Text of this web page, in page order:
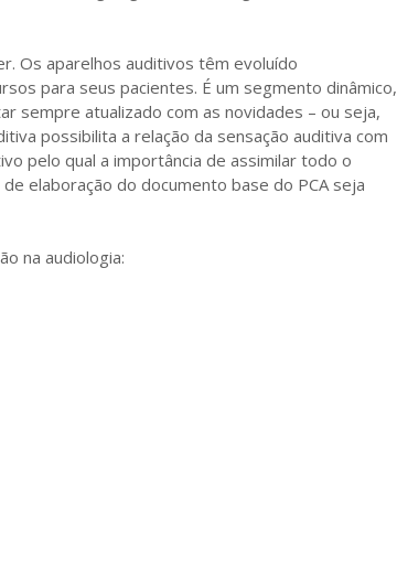
Os aparelhos auditivos têm evoluído
para seus pacientes. É um segmento dinâmico,
sempre atualizado com as novidades – ou seja,
possibilita a relação da sensação auditiva com
pelo qual a importância de assimilar todo o
elaboração do documento base do PCA seja
na audiologia: